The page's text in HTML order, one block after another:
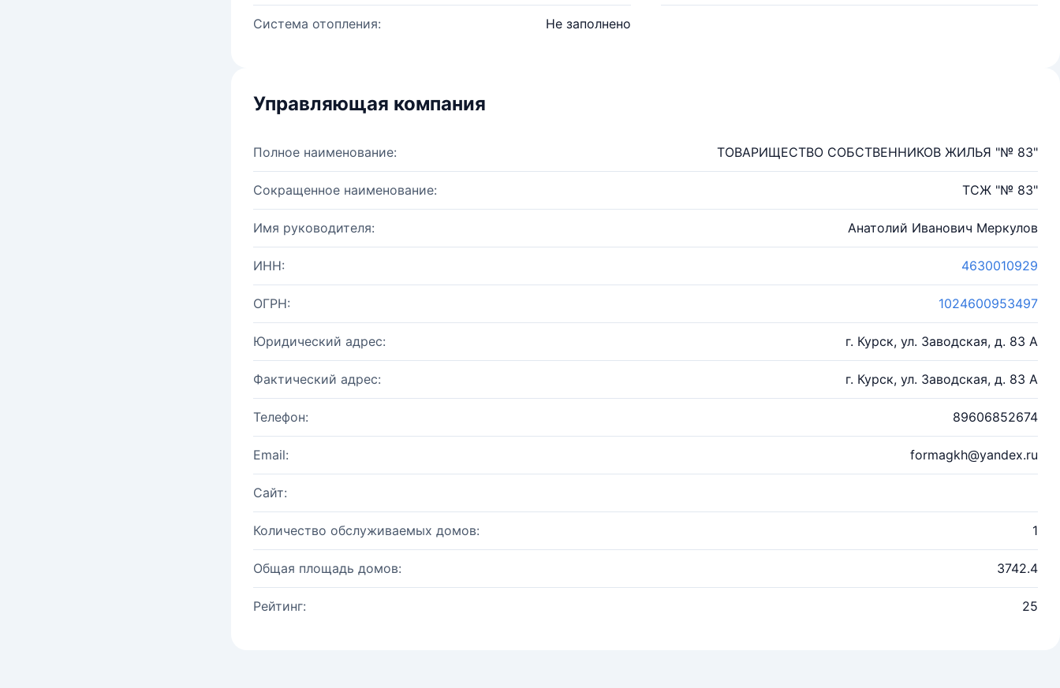
Система отопления: Не заполнено
Управляющая компания
Полное наименование: ТОВАРИЩЕСТВО СОБСТВЕННИКОВ ЖИЛЬЯ "№ 83"
Сокращенное наименование: ТСЖ "№ 83"
Имя руководителя: Анатолий Иванович Меркулов
ИНН: 4630010929
ОГРН: 1024600953497
Юридический адрес: г. Курск, ул. Заводская, д. 83 А
Фактический адрес: г. Курск, ул. Заводская, д. 83 А
Телефон: 89606852674
Email: formagkh@yandex.ru
Сайт:
Количество обслуживаемых домов: 1
Общая площадь домов: 3742.4
Рейтинг: 25